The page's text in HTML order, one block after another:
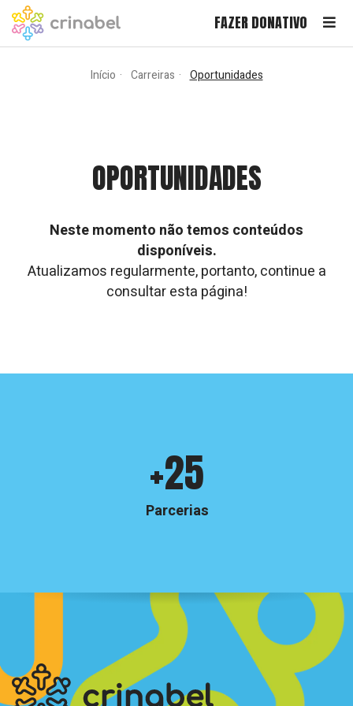
FAZER DONATIVO
Início Carreiras Oportunidades
OPORTUNIDADES
Neste momento não temos conteúdos
disponíveis.
Atualizamos regularmente, portanto, continue a
consultar esta página!
+25
Parcerias